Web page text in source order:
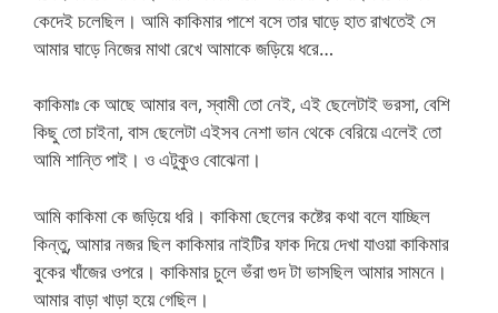
কেদেই চলেছিল। আমি কাকিমার পাশে বসে তার ঘাড়ে হাত রাখতেই সে
আমার ঘাড়ে নিজের মাথা রেখে আমাকে জড়িয়ে ধরে…
কাকিমাঃ কে আছে আমার বল, স্বামী তো নেই, এই ছেলেটাই ভরসা, বেশি
কিছু তো চাইনা, বাস ছেলেটা এইসব নেশা ভান থেকে বেরিয়ে এলেই তো
আমি শান্তি পাই। ও এটুকুও বোঝেনা।
আমি কাকিমা কে জড়িয়ে ধরি। কাকিমা ছেলের কষ্টের কথা বলে যাচ্ছিল
কিন্তু, আমার নজর ছিল কাকিমার নাইটির ফাক দিয়ে দেখা যাওয়া কাকিমার
বুকের খাঁজের ওপরে। কাকিমার চুলে ভঁরা গুদ টা ভাসছিল আমার সামনে।
আমার বাড়া খাড়া হয়ে গেছিল।